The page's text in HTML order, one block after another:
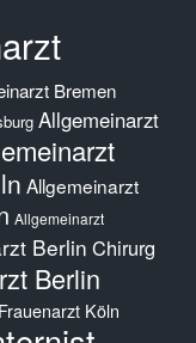
Bremen
Allgemeinarzt
Allgemeinarzt
Allgemeinarzt
Berlin Chirurg
Berlin
Frauenarzt Köln